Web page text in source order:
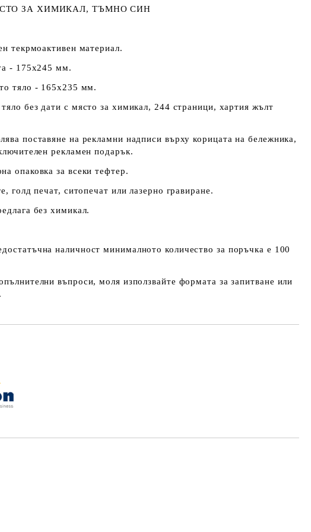
ЗА ХИМИКАЛ, ТЪМНО СИН
текрмоактивен материал.
- 175х245 мм.
тяло - 165х235 мм.
без дати с място за химикал, 244 страници, хартия жълт
поставяне на рекламни надписи върху корицата на бележника,
рекламен подарък.
опаковка за всеки тефтер.
голд печат, ситопечат или лазерно гравиране.
без химикал.
наличност минималното количество за поръчка е 100
въпроси, моля използвайте формата за запитване или